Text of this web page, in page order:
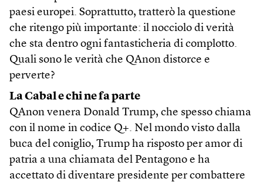
paesi europei. Soprattutto, tratterò la questione
che ritengo più importante: il nocciolo di verità
che sta dentro ogni fantasticheria di complotto.
Quali sono le verità che QAnon distorce e
perverte?
La Cabal e chi ne fa parte
QAnon venera Donald Trump, che spesso chiama
con il nome in codice Q+. Nel mondo visto dalla
buca del coniglio, Trump ha risposto per amor di
patria a una chiamata del Pentagono e ha
accettato di diventare presidente per combattere